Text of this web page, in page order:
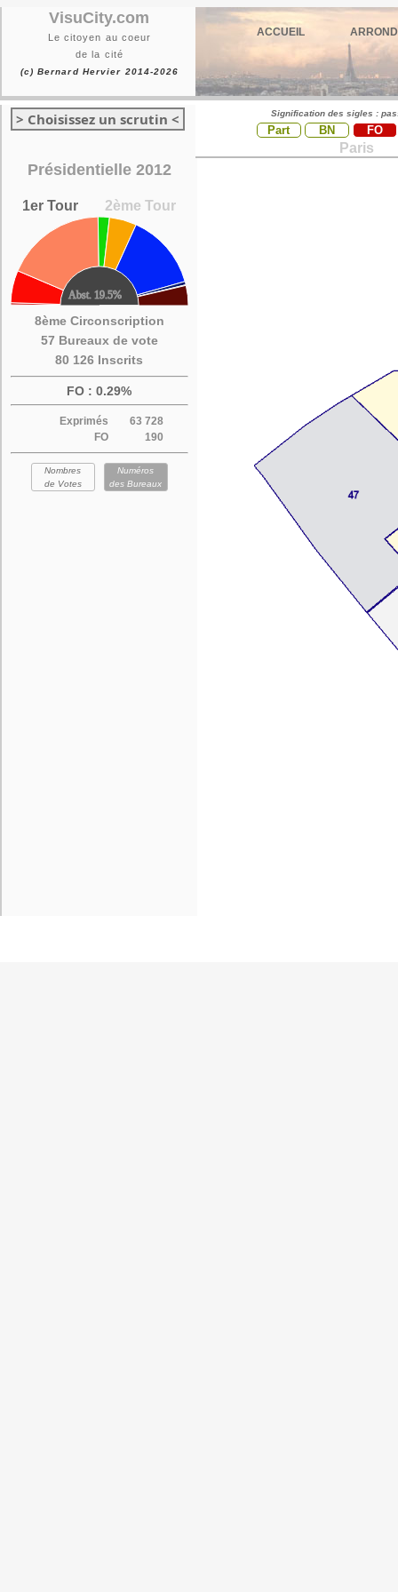
VisuCity.com
Le citoyen au coeur
de la cité
(c) Bernard Hervier 2014-2026
ACCUEIL
> Choisissez un scrutin <
Présidentielle 2012
1er Tour 2ème Tour
8ème Circonscription
57 Bureaux de vote
80 126 Inscrits
FO : 0.29%
Exprimés
63 728
FO
190
Nombres
de Votes
Numéros
des Bureaux
Signification des sigles :
Part BN FO
Paris